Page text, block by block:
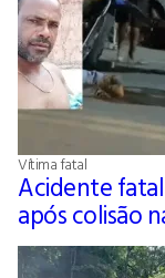
Vítima fatal
Acidente
após colisão